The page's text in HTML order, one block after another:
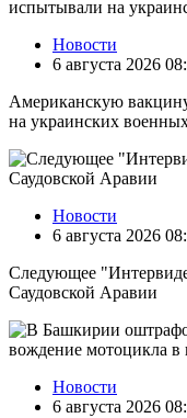
Новости
6 августа 2026
Американскую
на украинских
Новости
6 августа 2026
Следующее
Саудовской Аравии
Новости
6 августа 2026